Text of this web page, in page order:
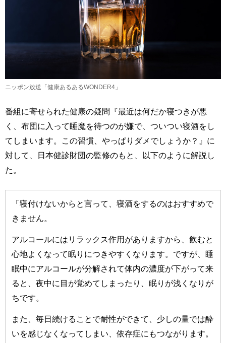
ニッポン放送「健康あるあるWONDER4」
番組に寄せられた健康の疑問『最近は何だか寝つきが悪
く、布団に入って睡魔を待つのが嫌で、ついつい寝酒をし
てしまいます。この習慣、やっぱりダメでしょうか？』に
対して、日本健診財団の監修のもと、以下のように解説し
た。
「寝付けないからと言って、寝酒をするのはおすすめで
きません。
アルコールにはリラックス作用がありますから、飲むと
心地よくなって眠りにつきやすくなります。ですが、睡
眠中にアルコールが分解されて体内の濃度が下がって来
ると、夜中に目が覚めてしまったり、眠りが浅くなりが
ちです。
また、毎日続けることで耐性ができて、少しの量では酔
いを感じなくなってしまい、依存症にもつながります。